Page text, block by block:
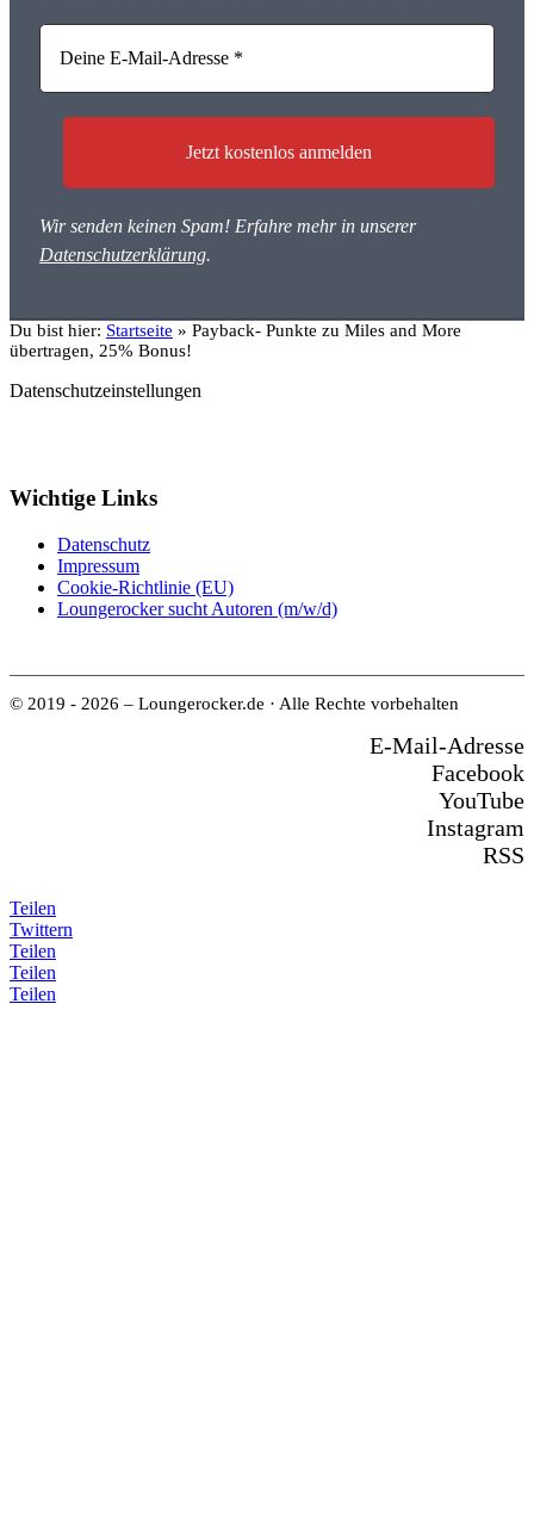
Wir senden keinen Spam! Erfahre mehr in unserer
Datenschutzerklärung.
Du bist hier: Startseite » Payback- Punkte zu Miles and More
übertragen, 25% Bonus!
Datenschutzeinstellungen
Wichtige Links
Datenschutz
Impressum
Cookie-Richtlinie (EU)
Loungerocker sucht Autoren (m/w/d)
© 2019 - 2026 – Loungerocker.de · Alle Rechte vorbehalten
E-Mail-Adresse
Facebook
YouTube
Instagram
RSS
Teilen
Twittern
Teilen
Teilen
Teilen